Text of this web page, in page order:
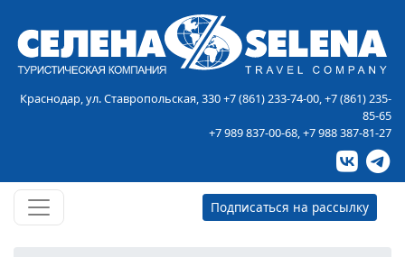
Краснодар, ул. Ставропольская, 330+7 (861) 233-74-00 +7 (861) 235-
85-65
+7 989 837-00-68 +7 988 387-81-27
Подписаться на рассылку